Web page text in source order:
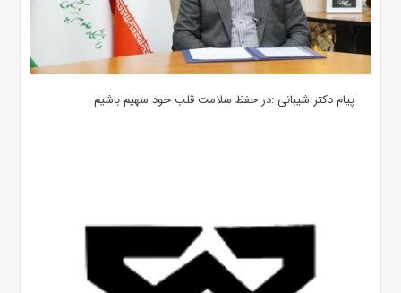
پیام دکتر شیبانی :در حفظ سلامت قلب خود سهیم باشیم